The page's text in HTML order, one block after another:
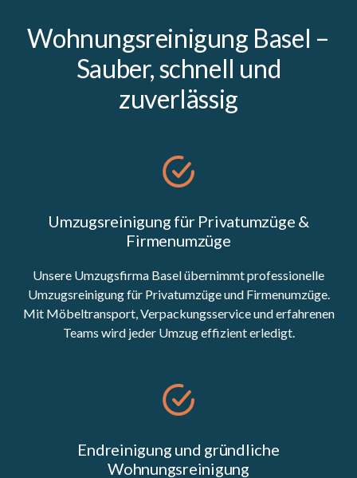
Wohnungsreinigung Basel –
Sauber, schnell und
zuverlässig
Umzugsreinigung für Privatumzüge &
Firmenumzüge
Unsere Umzugsfirma Basel übernimmt professionelle
Umzugsreinigung für Privatumzüge und Firmenumzüge.
Mit Möbeltransport, Verpackungsservice und erfahrenen
Teams wird jeder Umzug effizient erledigt.
Endreinigung und gründliche
Wohnungsreinigung